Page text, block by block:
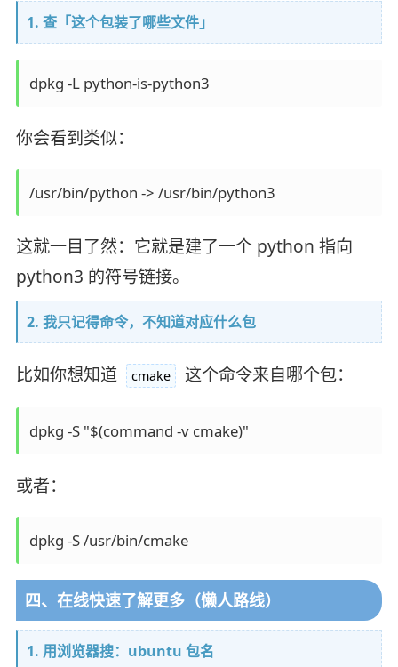
1. 查「这个包装了哪些文件」
你会看到类似：
这就一目了然：它就是建了一个 python 指向
python3 的符号链接。
2. 我只记得命令，不知道对应什么包
比如你想知道 cmake 这个命令来自哪个包：
或者：
dpkg -S /usr/bin/cmake
四、在线快速了解更多（懒人路线）
1. 用浏览器搜：ubuntu 包名